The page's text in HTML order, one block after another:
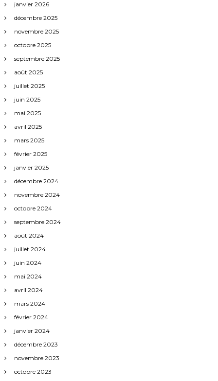
janvier 2026
décembre 2025
novembre 2025
octobre 2025
septembre 2025
août 2025
juillet 2025
juin 2025
mai 2025
avril 2025
mars 2025
février 2025
janvier 2025
décembre 2024
novembre 2024
octobre 2024
septembre 2024
août 2024
juillet 2024
juin 2024
mai 2024
avril 2024
mars 2024
février 2024
janvier 2024
décembre 2023
novembre 2023
octobre 2023